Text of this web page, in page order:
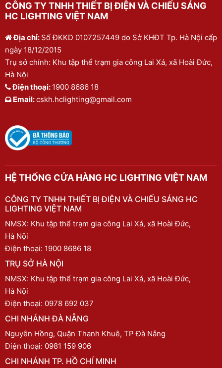
CÔNG TY TNHH THIẾT BỊ ĐIỆN VÀ CHIẾU SÁNG
HC LIGHTING VIỆT NAM
Địa chỉ: Số ĐKKD 0107257449 do Sở KHĐT Tp. Hà Nội cấp
ngày 18/12/2015
Trụ sở chính: Khu tập thể trạm gia công Lai Xá, xã Hoài Đức,
Hà Nội
Điện thoại: 1900 8686 18
Email:cskh.hclighting@gmail.com
HỆ THỐNG CỬA HÀNG HC LIGHTING VIỆT NAM
CÔNG TY TNHH THIẾT BỊ ĐIỆN VÀ CHIẾU SÁNG HC
LIGHTING VIỆT NAM
NMSX: Khu tập thể trạm gia công Lai Xá, xã Hoài Đức,
Hà Nội
Điện thoại: 1900 8686 18
TRỤ SỞ HÀ NỘI
NMSX: Khu tập thể trạm gia công Lai Xá, xã Hoài Đức,
Hà Nội
Điện thoại: 0978 692 037
CHI NHÁNH ĐÀ NẴNG
Nguyên Hồng, Quận Thanh Khuê, TP Đà Nẵng
Điện thoại: 0981 159 906
CHI NHÁNH TP. HỒ CHÍ MINH